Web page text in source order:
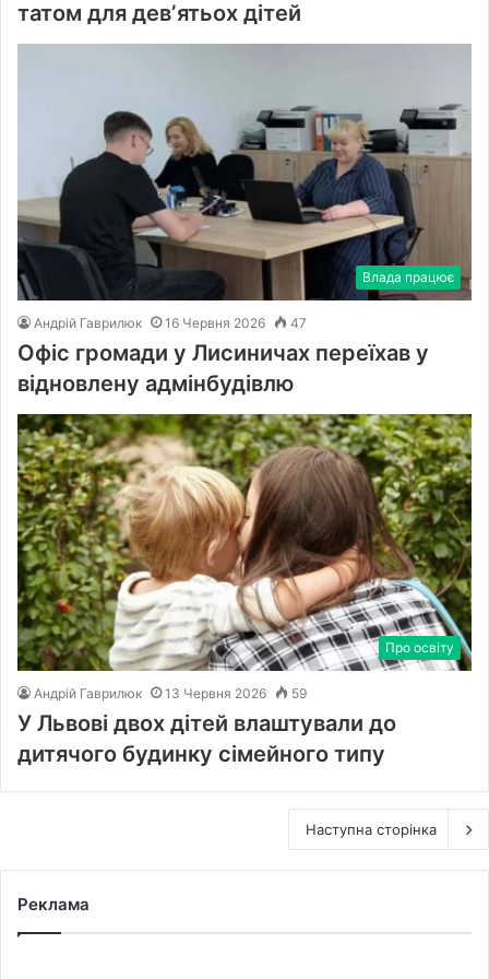
татом для девʼятьох дітей
Влада працює
Андрій Гаврилюк 16 Червня 2026 47
Офіс громади у Лисиничах переїхав у
відновлену адмінбудівлю
Про освіту
Андрій Гаврилюк 13 Червня 2026 59
У Львові двох дітей влаштували до
дитячого будинку сімейного типу
Наступна сторінка
Реклама